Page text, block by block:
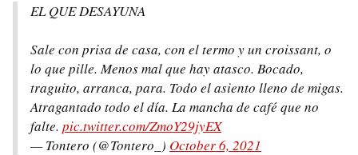
EL QUE DESAYUNA
Sale con prisa de casa, con el termo y un croissant, o
lo que pille. Menos mal que hay atasco. Bocado,
traguito, arranca, para. Todo el asiento lleno de migas.
Atragantado todo el día. La mancha de café que no
falte. pic.twitter.com/ZmoY29jyEX
— Tontero (@Tontero_) October 6, 2021